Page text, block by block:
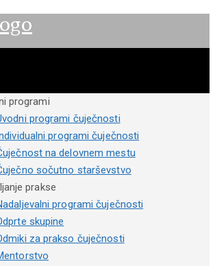
programi
programi čuječnosti
programi čuječnosti
na delovnem mestu
sočutno starševstvo
prakse
programi čuječnosti
skupine
za prakso čuječnosti